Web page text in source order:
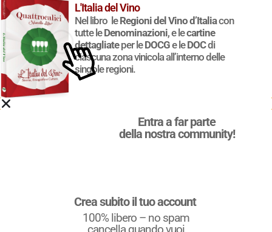
L'Italia del Vino
Nel libro leRegioni del Vino d’Italiacon
tutte leDenominazioni, e lecartine
dettagliateper leDOCGe leDOCdi
ciascuna zona vinicola all’interno delle
singole regioni.
Entra a far parte
della nostra community!
Crea subito il tuo account
100% libero – no spam
cancella quando vuoi